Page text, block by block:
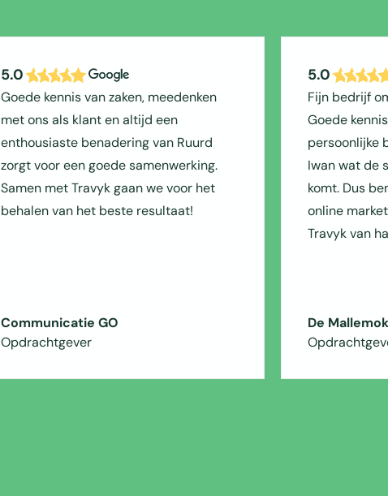
5.0
Goede kennis van zaken, meedenken
met ons als klant en altijd een
enthousiaste benadering van Ruurd
zorgt voor een goede samenwerking.
Samen met Travyk gaan we voor het
behalen van het beste resultaat!
Communicatie GO
Opdrachtgever
5.0
Fijn bedrijf
Goede
persoonlijke
Iwan wat de
komt. Dus
online
Travyk van
De